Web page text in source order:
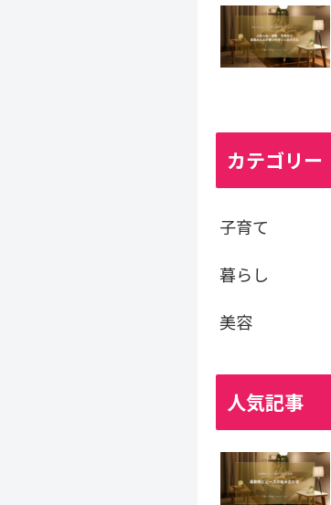
カテゴリー
子育て
暮らし
美容
人気記事